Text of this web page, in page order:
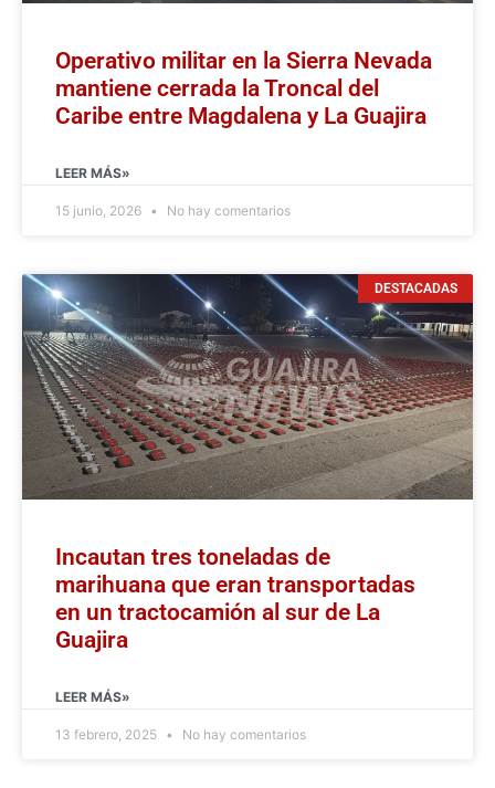
Operativo militar en la Sierra Nevada
mantiene cerrada la Troncal del
Caribe entre Magdalena y La Guajira
LEER MÁS»
15 junio, 2026 No hay comentarios
DESTACADAS
Incautan tres toneladas de
marihuana que eran transportadas
en un tractocamión al sur de La
Guajira
LEER MÁS»
13 febrero, 2025 No hay comentarios